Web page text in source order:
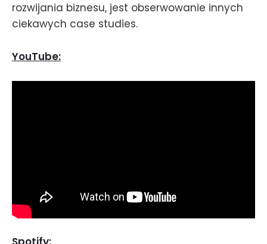
rozwijania biznesu, jest obserwowanie innych
ciekawych case studies.
YouTube: